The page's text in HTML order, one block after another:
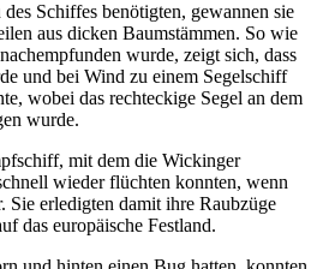
Schiffes benötigten, gewannen sie
aus dicken Baumstämmen. So wie
wurde, zeigt sich, dass
und bei Wind zu einem Segelschiff
wobei das rechteckige Segel an dem
wurde.
mit dem die Wickinger
wieder flüchten konnten, wenn
Sie erledigten damit ihre Raubzüge
das europäische Festland.